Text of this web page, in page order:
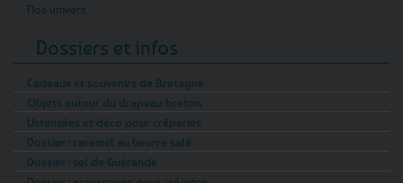
Nos univers
Dossiers et infos
Cadeaux et souvenirs de Bretagne
Objets autour du drapeau breton
Ustensiles et déco pour crêperies
Dossier : caramel au beurre salé
Dossier : sel de Guérande